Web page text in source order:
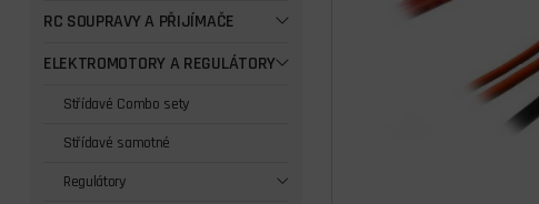
RC SOUPRAVY A PŘIJÍMAČE
ELEKTROMOTORY A REGULÁTORY
Střídavé Combo sety
Střídavé samotné
Regulátory